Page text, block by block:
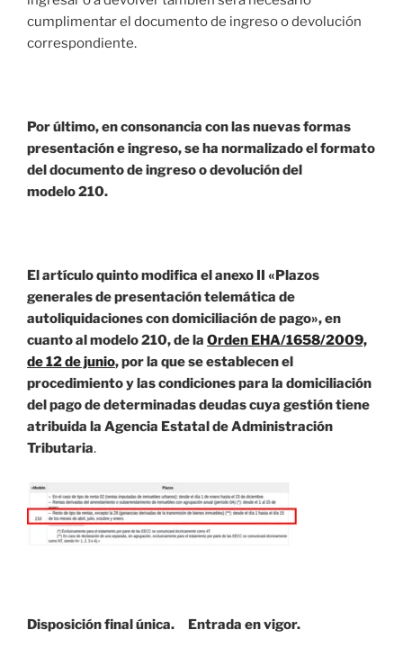
cumplimentar el documento de ingreso o devolución
correspondiente.
Por último, en consonancia con las nuevas formas
presentación e ingreso, se ha normalizado el formato
del documento de ingreso o devolución del
modelo 210.
El artículo quinto modifica el anexo II «Plazos
generales de presentación telemática de
autoliquidaciones con domiciliación de pago», en
cuanto al modelo 210, de la Orden EHA/1658/2009,
de 12 de junio, por la que se establecen el
procedimiento y las condiciones para la domiciliación
del pago de determinadas deudas cuya gestión tiene
atribuida la Agencia Estatal de Administración
Tributaria.
Disposición final única. Entrada en vigor.